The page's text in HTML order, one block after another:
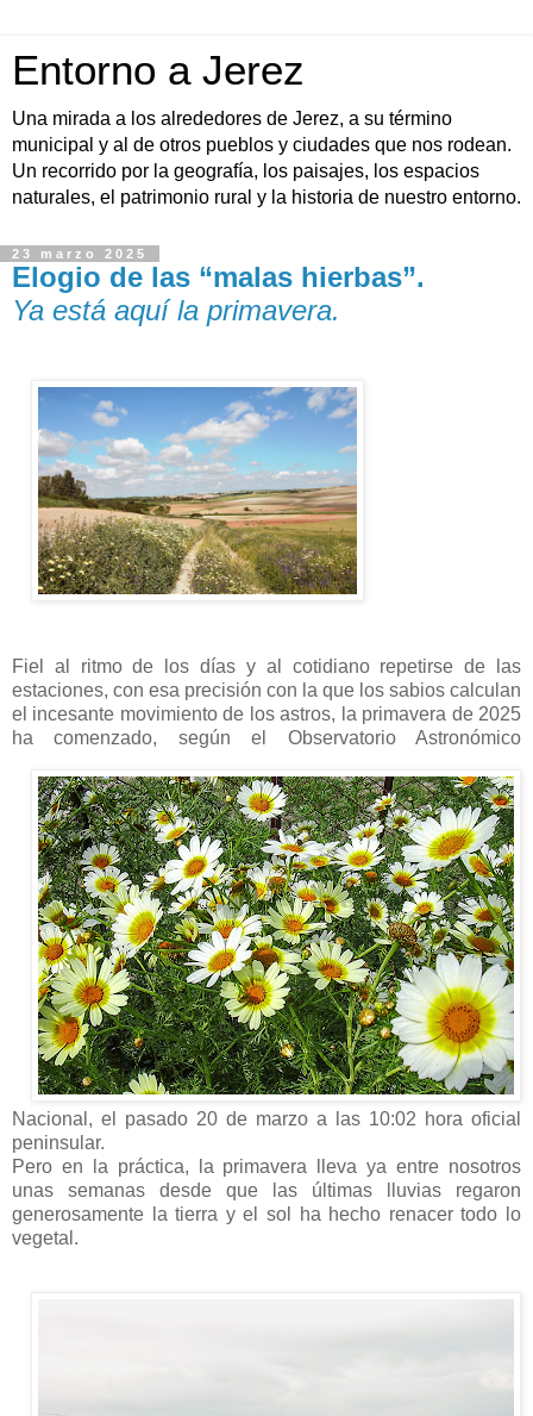
Entorno a Jerez
Una mirada a los alrededores de Jerez, a su término
municipal y al de otros pueblos y ciudades que nos rodean.
Un recorrido por la geografía, los paisajes, los espacios
naturales, el patrimonio rural y la historia de nuestro entorno.
23 marzo 2025
Elogio de las “malas hierbas”.
Ya está aquí la primavera.
Fiel al ritmo de los días y al cotidiano repetirse de las
estaciones, con esa precisión con la que los sabios calculan
el incesante movimiento de los astros, la primavera de 2025
ha comenzado, según el Observatorio Astronómico
Nacional, el pasado 20 de marzo a las 10:02 hora oficial
peninsular.
Pero en la práctica, la primavera lleva ya entre nosotros
unas semanas desde que las últimas lluvias regaron
generosamente la tierra y el sol ha hecho renacer todo lo
vegetal.